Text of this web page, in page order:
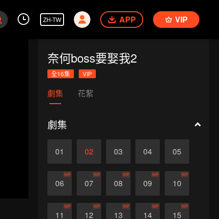
ZH-TW APP VIP
奈何boss要娶我2
全16集 VIP
劇集 花絮
劇集
01 02 03 04 05
06
VIP
07
VIP
08
VIP
09
VIP
10
VIP
11
VIP
12
VIP
13
VIP
14
VIP
15
VIP